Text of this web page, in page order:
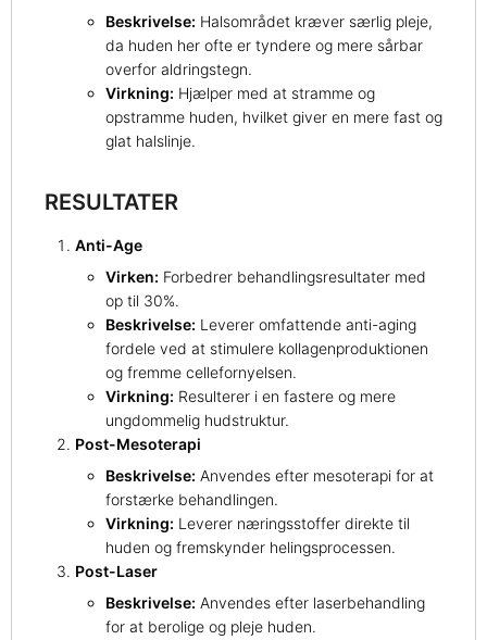
Beskrivelse: Halsområdet kræver særlig pleje,
da huden her ofte er tyndere og mere sårbar
overfor aldringstegn.
Virkning: Hjælper med at stramme og
opstramme huden, hvilket giver en mere fast og
glat halslinje.
RESULTATER
Anti-Age
Virken: Forbedrer behandlingsresultater med
op til 30%.
Beskrivelse: Leverer omfattende anti-aging
fordele ved at stimulere kollagenproduktionen
og fremme cellefornyelsen.
Virkning: Resulterer i en fastere og mere
ungdommelig hudstruktur.
Post-Mesoterapi
Beskrivelse: Anvendes efter mesoterapi for at
forstærke behandlingen.
Virkning: Leverer næringsstoffer direkte til
huden og fremskynder helingsprocessen.
Post-Laser
Beskrivelse: Anvendes efter laserbehandling
for at berolige og pleje huden.